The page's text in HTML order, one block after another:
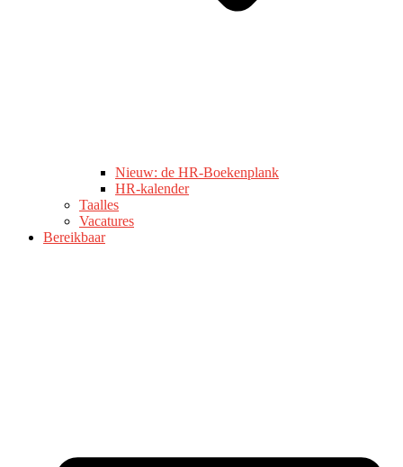
Nieuw: de HR-Boekenplank
HR-kalender
Taalles
Vacatures
Bereikbaar